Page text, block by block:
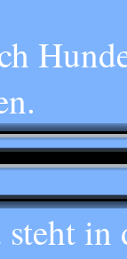
in